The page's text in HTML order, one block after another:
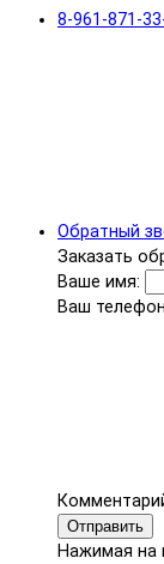
8-961-871-
Обратный
Заказать
Ваше имя:
Ваш
Отправить
Нажимая на